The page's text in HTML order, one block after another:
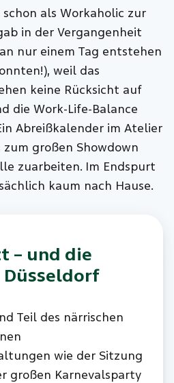
als Workaholic zur
in der Vergangenheit
nur einem Tag entstehen
weil das
keine Rücksicht auf
die Work-Life-Balance
Abreißkalender im Atelier
großen Showdown
zuarbeiten. Im Endspurt
kaum nach Hause.
– und die
Teil des närrischen
wie der Sitzung
großen Karnevalsparty